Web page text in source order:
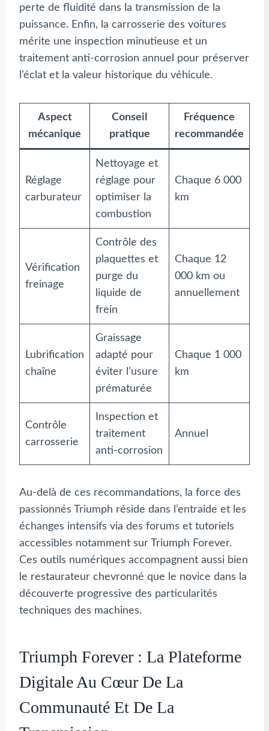
perte de fluidité dans la transmission de la
puissance. Enfin, la carrosserie des voitures
mérite une inspection minutieuse et un
traitement anti-corrosion annuel pour préserver
l’éclat et la valeur historique du véhicule.
Aspect
mécanique
Conseil
pratique
Fréquence
recommandée
Réglage
carburateur
Nettoyage et
réglage pour
optimiser la
combustion
Chaque 6 000
km
Vérification
freinage
Contrôle des
plaquettes et
purge du
liquide de
frein
Chaque 12
000 km ou
annuellement
Lubrification
chaîne
Graissage
adapté pour
éviter l’usure
prématurée
Chaque 1 000
km
Contrôle
carrosserie
Inspection et
traitement
anti-corrosion
Annuel
Au-delà de ces recommandations, la force des
passionnés Triumph réside dans l’entraide et les
échanges intensifs via des forums et tutoriels
accessibles notamment sur Triumph Forever.
Ces outils numériques accompagnent aussi bien
le restaurateur chevronné que le novice dans la
découverte progressive des particularités
techniques des machines.
Triumph Forever : La Plateforme
Digitale Au Cœur De La
Communauté Et De La